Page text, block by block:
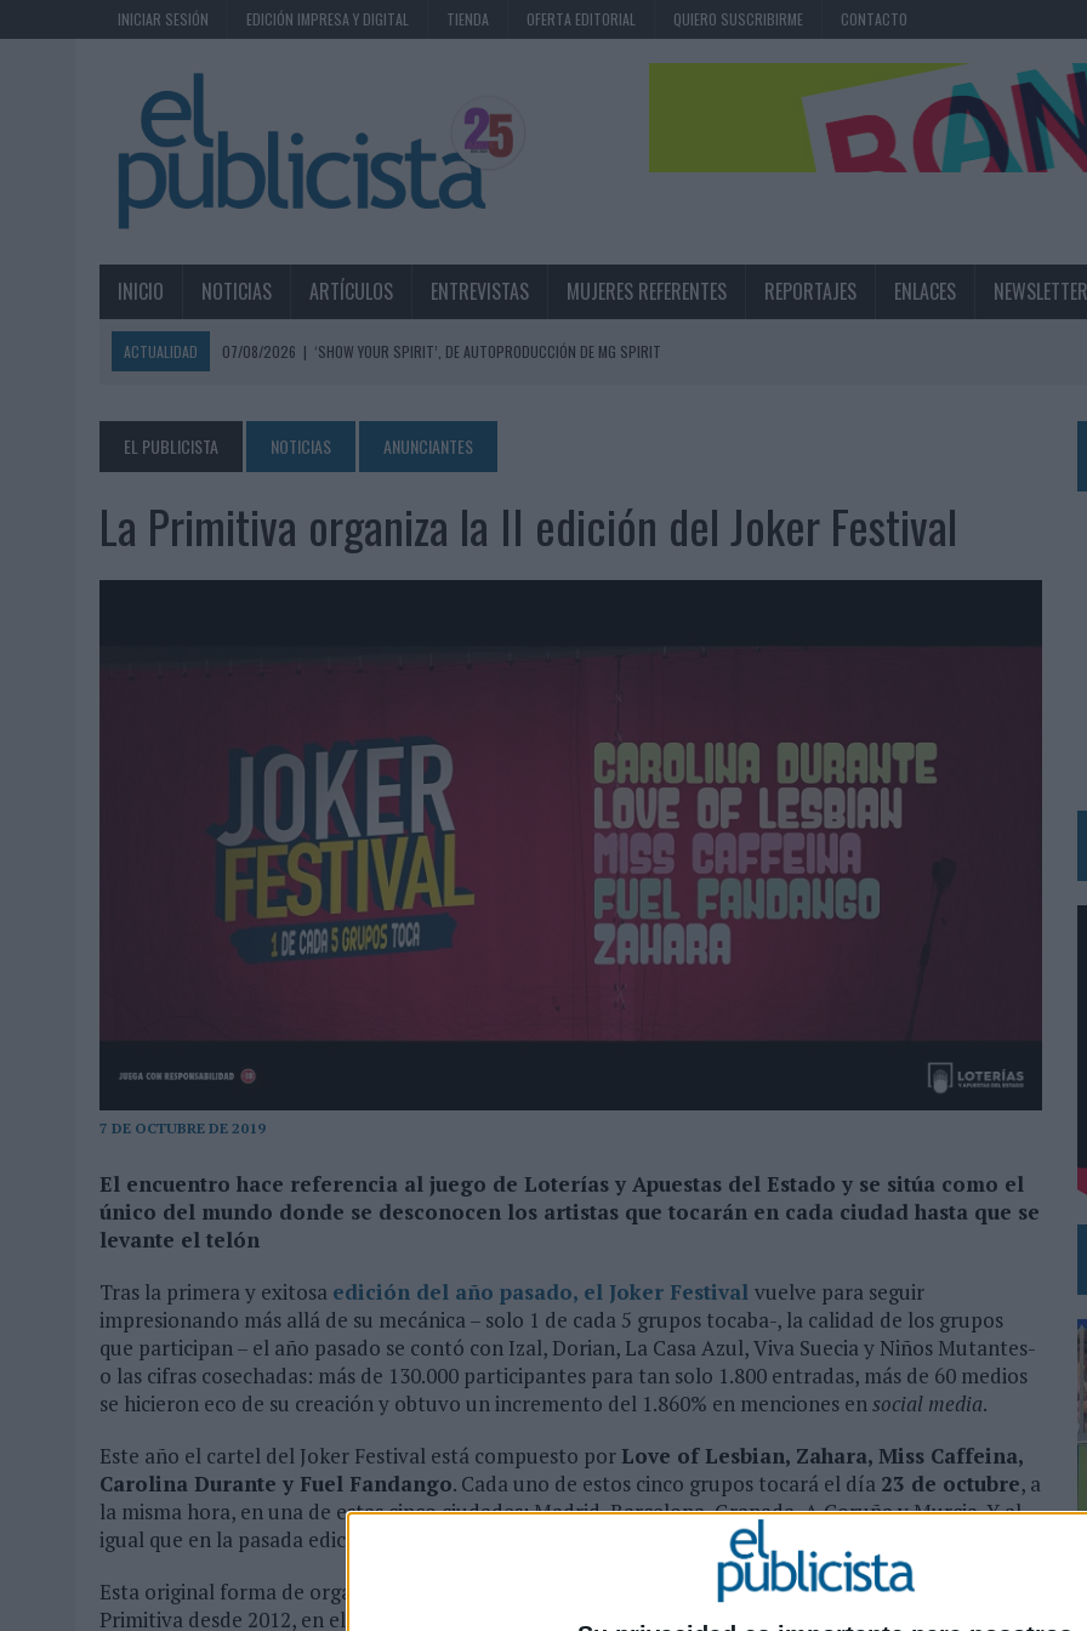
INICIAR SESIÓN EDICIÓN IMPRESA Y DIGITAL TIENDA OFERTA EDITORIAL QUIERO SUSCRIBIRME CONTACTO
INICIO NOTICIAS ARTÍCULOS ENTREVISTAS MUJERES REFERENTES REPORTAJES ENLACES NEWSLETTER
ACTUALIDAD 07/08/2026 | ‘SHOW YOUR SPIRIT’, DE AUTOPRODUCCIÓN DE MG SPIRIT
07/08/2026 | MG SPIRIT RELANZA SU MARCA CON UNA ESTRATEGIA 360º CENTRADA EN EL ORIGEN BARCELONÉS
07/08/2026
PATRÓN CONVIERTE EL NUEVO SINGLE DE ARÓN PIPER EN UNA EXPERIENCIA DE MARCA EN IBIZA
07/08/2026 | EL VERANO PONE A PRUEBA LA ESTRATEGIA DIGITAL DE LAS MARCAS
LA TELEVISIÓN SIGUE LIDERANDO EL CONSUMO DE MEDIOS EN VERANO Y SUPERA AL MÓVIL COMO DISPOSITIVO MÁS UTILIZADO
EL USO DE LA IA GENERATIVA ALCANZA YA AL 62% DE LOS ESPAÑOLES
SYSTEM1 NOMBRA A KIMBERLY BASTONI COMO NUEVA DIRECTORA COMERCIAL GLOBAL
FRIGO Y UNIQLO LANZAN UNA COLECCIÓN PERSONALIZABLE INSPIRADA EN CORNETTO, CALIPPO Y SOLERO
LA IA ESTÁ SUBIENDO EL LISTÓN DE LA CREATIVIDAD
BEON WORLDWIDE LANZA RAÍZ URBANA PARA TRANSFORMAR EL PATRIMONIO HISTÓRICO EN ACTIVOS CULTURALES Y ECONÓMICOS
FABRA COMUNICACIÓN INCORPORA A CASONÁ Y ASUME LA GESTIÓN DE SUS RELACIONES CON LOS MEDIOS
05/08/2026 | LUIS ARQUILLOS (BURGO DE ARIAS): “LA CONSTRUCCIÓN DE MARCA A LARGO PLAZO Y LA MEDICIÓN SON DOS CARAS DE LA MISMA
MONEDA”
EL PUBLICISTA NOTICIAS ANUNCIANTES
La Primitiva organiza la II edición del Joker Festival
7 DE OCTUBRE DE 2019
El encuentro hace referencia al juego de Loterías y Apuestas del Estado y se sitúa como el
único del mundo donde se desconocen los artistas que tocarán en cada ciudad hasta que se
levante el telón
Tras la primera y exitosa edición del año pasado, el Joker Festival vuelve para seguir
impresionando más allá de su mecánica – solo 1 de cada 5 grupos tocaba-, la calidad de los grupos
que participan – el año pasado se contó con Izal, Dorian, La Casa Azul, Viva Suecia y Niños Mutantes-
o las cifras cosechadas: más de 130.000 participantes para tan solo 1.800 entradas, más de 60 medios
se hicieron eco de su creación y obtuvo un incremento del 1.860% en menciones ensocial media.
Este año el cartel del Joker Festival está compuesto por Love of Lesbian, Zahara, Miss Caffeina,
Carolina Durante y Fuel Fandango. Cada uno de estos cinco grupos tocará el día 23 de octubre, a
la misma hora, en una de estas cinco ciudades: Madrid, Barcelona, Granada, A Coruña y Murcia. Y al
igual que en la pasada edición, el público no sabrá quién actuará hasta que se levante el telón.
Esta original forma de organizar un Festival se asocia con el mecanismo del Joker, juego asociado a La
Primitiva desde 2012, en el que 1 de cada 5 boletos toca. Y siguiendo esa mecánica, la marca ha